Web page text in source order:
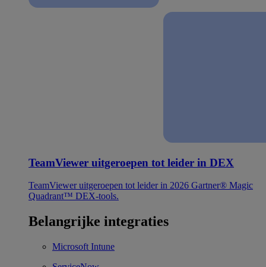
TeamViewer uitgeroepen tot leider in DEX
TeamViewer uitgeroepen tot leider in 2026 Gartner® Magic
Quadrant™ DEX-tools.
Belangrijke integraties
Microsoft Intune